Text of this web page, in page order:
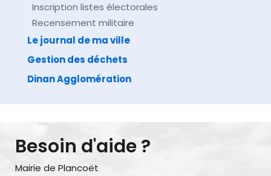
Inscription listes électorales
Recensement militaire
Le journal de ma ville
Gestion des déchets
Dinan Agglomération
Besoin d'aide ?
Mairie de Plancoët